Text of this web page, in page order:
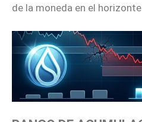
de la moneda en el